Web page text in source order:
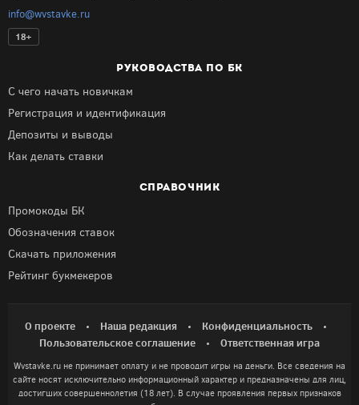
info@wvstavke.ru
18+
РУКОВОДСТВА ПО БК
С чего начать новичкам
Регистрация и идентификация
Депозиты и выводы
Как делать ставки
СПРАВОЧНИК
Промокоды БК
Обозначения ставок
Скачать приложения
Рейтинг букмекеров
О проекте Наша редакция
Конфиденциальность
Пользовательское соглашение
Ответственная игра
Wvstavke.ru не принимает оплату и не проводит игры на деньги. Все сведения на
сайте носят исключительно информационный характер и предназначены для лиц,
достигших совершеннолетия (18 лет). В случае проявления первых признаков